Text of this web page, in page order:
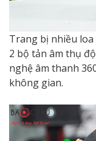
Trang bị nhiều loa
2 bộ tản âm thụ
nghệ âm thanh
không gian.